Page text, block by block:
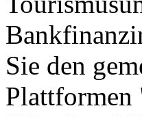
Sie den